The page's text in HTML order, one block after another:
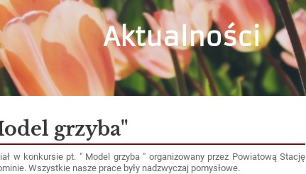
Aktualności
grzyba"
konkursie pt. " Model grzyba " organizowany przez Powiatową Stację
Wszystkie nasze prace były nadzwyczaj pomysłowe.